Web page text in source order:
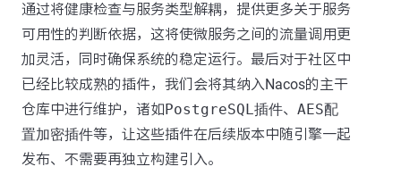
通过将健康检查与服务类型解耦，提供更多关于服务
可用性的判断依据，这将使微服务之间的流量调用更
加灵活，同时确保系统的稳定运行。最后对于社区中
已经比较成熟的插件，我们会将其纳入Nacos的主干
仓库中进行维护，诸如 PostgreSQL插件、 AES配
置加密插件等，让这些插件在后续版本中随引擎一起
发布、不需要再独立构建引入。